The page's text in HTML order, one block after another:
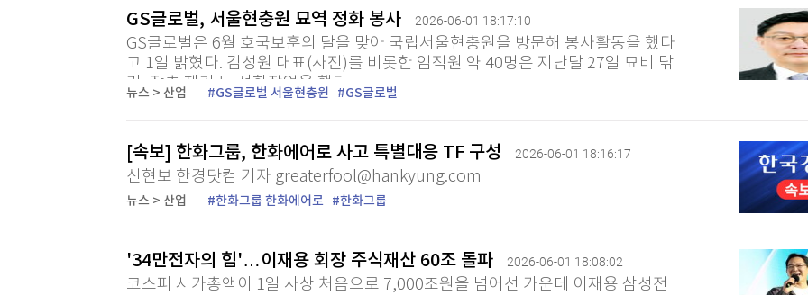
GS글로벌, 서울현충원 묘역 정화 봉사 2026-06-01 18:17:10
GS글로벌은 6월 호국보훈의 달을 맞아 국립서울현충원을 방문해 봉사활동을 했다
고 1일 밝혔다. 김성원 대표(사진)를 비롯한 임직원 약 40명은 지난달 27일 묘비 닦
기, 잡초 제거 등 정화작업을 했다.
뉴스 > 산업 GS글로벌 서울현충원 GS글로벌
[속보] 한화그룹, 한화에어로 사고 특별대응 TF 구성 2026-06-01 18:16:17
신현보 한경닷컴 기자 greaterfool@hankyung.com
뉴스 > 산업 한화그룹 한화에어로 한화그룹
'34만전자의 힘'…이재용 회장 주식재산 60조 돌파 2026-06-01 18:08:02
코스피 시가총액이 1일 사상 처음으로 7,000조원을 넘어선 가운데 이재용 삼성전